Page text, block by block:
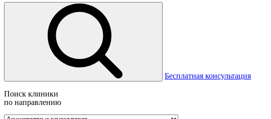
Бесплатная консультация
Поиск клиники
по направлению